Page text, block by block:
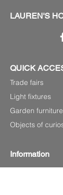
LAUREN'S
QUICK
Trade fairs
Light fixtures
Garden furniture
Objects of
Information
P.0033(0)